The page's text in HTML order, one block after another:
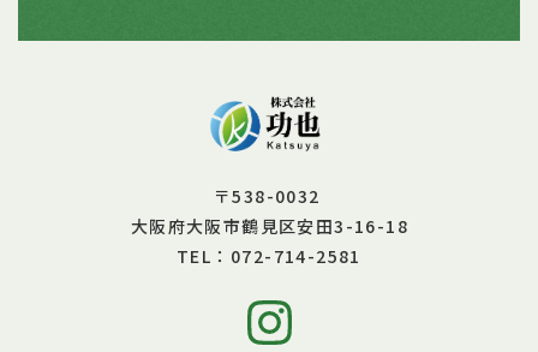
〒538-0032
大阪府大阪市鶴見区安田3-16-18
TEL： 072-714-2581